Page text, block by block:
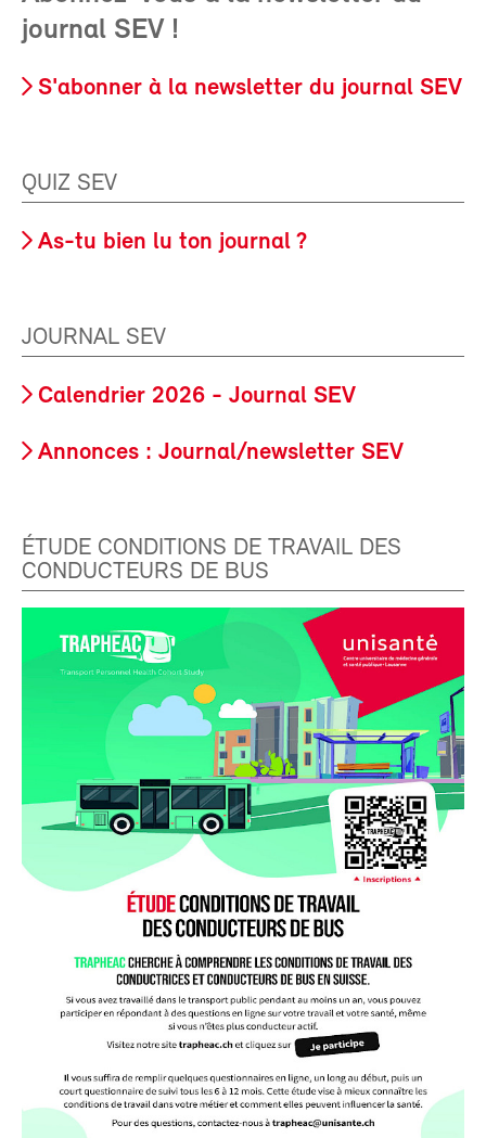
journal SEV !
S'abonner à la newsletter du journal SEV
QUIZ SEV
As-tu bien lu ton journal ?
JOURNAL SEV
Calendrier 2026 - Journal SEV
Annonces : Journal/newsletter SEV
ÉTUDE CONDITIONS DE TRAVAIL DES
CONDUCTEURS DE BUS